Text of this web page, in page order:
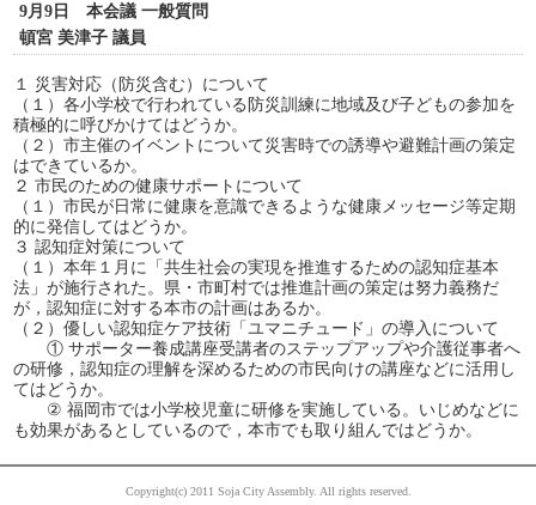
9月9日 本会議 一般質問
頓宮 美津子 議員
１ 災害対応（防災含む）について
（１）各小学校で行われている防災訓練に地域及び子どもの参加を
積極的に呼びかけてはどうか。
（２）市主催のイベントについて災害時での誘導や避難計画の策定
はできているか。
２ 市民のための健康サポートについて
（１）市民が日常に健康を意識できるような健康メッセージ等定期
的に発信してはどうか。
３ 認知症対策について
（１）本年１月に「共生社会の実現を推進するための認知症基本
法」が施行された。県・市町村では推進計画の策定は努力義務だ
が，認知症に対する本市の計画はあるか。
（２）優しい認知症ケア技術「ユマニチュード」の導入について
① サポーター養成講座受講者のステップアップや介護従事者へ
の研修，認知症の理解を深めるための市民向けの講座などに活用し
てはどうか。
② 福岡市では小学校児童に研修を実施している。いじめなどに
も効果があるとしているので，本市でも取り組んではどうか。
Copyright(c) 2011 Soja City Assembly. All rights reserved.